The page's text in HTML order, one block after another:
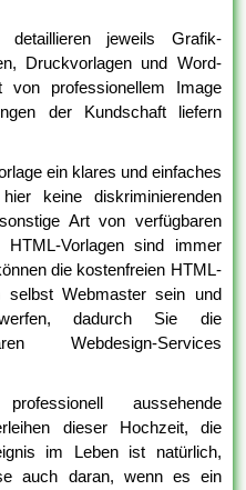
detaillieren jeweils Grafik-
Druckvorlagen und Word-
professionellem Image
der Kundschaft liefern
ein klares und einfaches
keine diskriminierenden
Art von verfügbaren
Vorlagen sind immer
die kostenfreien HTML-
selbst Webmaster sein und
dadurch Sie die
Webdesign-Services
aussehende
dieser Hochzeit, die
im Leben ist natürlich,
auch daran, wenn es ein